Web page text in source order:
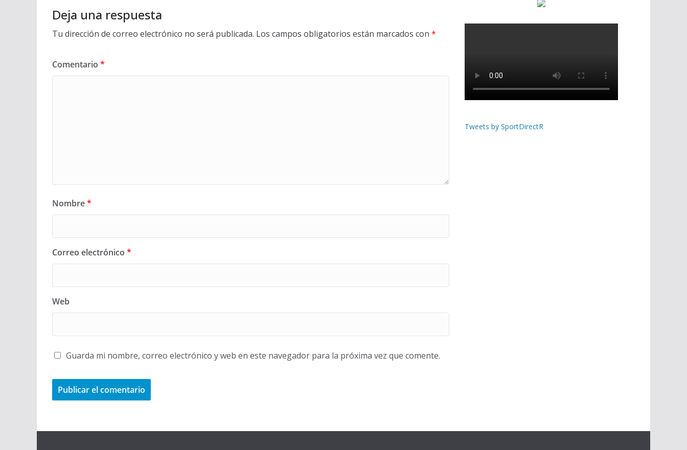
Deja una respuesta
Tu dirección de correo electrónico no será publicada. Los campos obligatorios están marcados con *
Comentario *
Nombre*
Correo electrónico *
Web
Guarda mi nombre, correo electrónico y web en este navegador para la próxima vez que comente.
Tweets by SportDirectR